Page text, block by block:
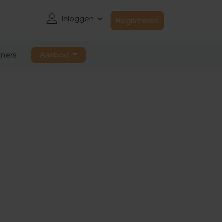
Inloggen Registreren
Aanbod